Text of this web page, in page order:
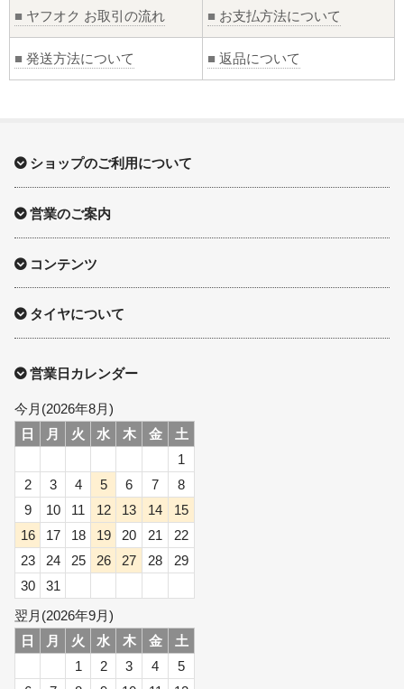
■ ヤフオク お取引の流れ ■ お支払方法について
■ 発送方法について ■ 返品について
ショップのご利用について
営業のご案内
コンテンツ
タイヤについて
営業日カレンダー
今月(2026年8月)
日
月 火 水 木 金
土
1
2
3 4 5 6 7
8
9
10 11 12 13 14
15
16
17 18 19 20 21
22
23
24 25 26 27 28
29
30
31
翌月(2026年9月)
日
月 火 水 木 金
土
1
2 3 4
5